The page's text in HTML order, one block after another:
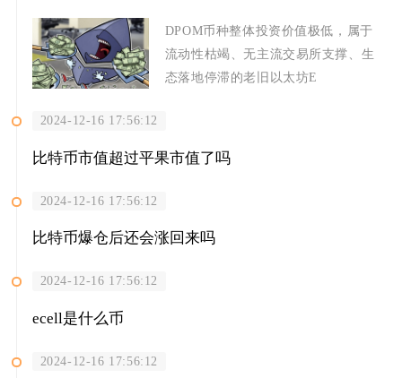
DPOM币种整体投资价值极低，属于
流动性枯竭、无主流交易所支撑、生
态落地停滞的老旧以太坊E
2024-12-16 17:56:12
比特币市值超过平果市值了吗
2024-12-16 17:56:12
比特币爆仓后还会涨回来吗
2024-12-16 17:56:12
ecell是什么币
2024-12-16 17:56:12